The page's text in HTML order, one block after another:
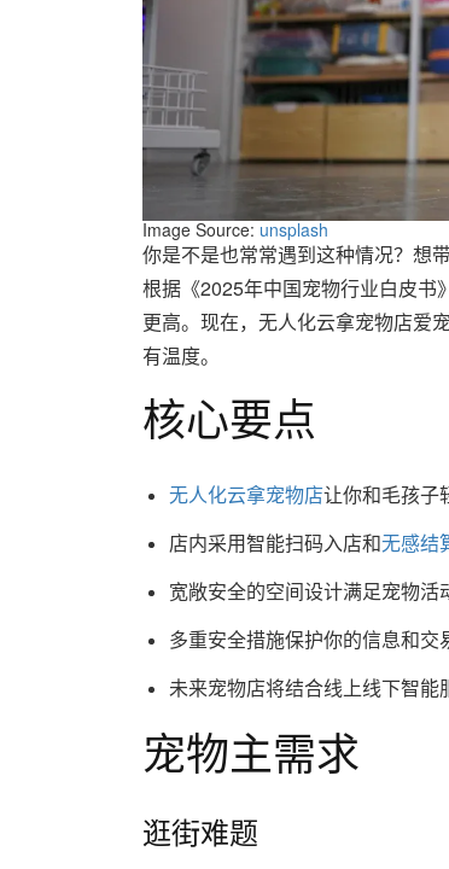
Image Source: unsplash
你是不是也常常遇到这种情况？想
根据《2025年中国宠物行业白皮书
更高。现在，无人化云拿宠物店爱
有温度。
核心要点
无人化云拿宠物店让你和毛孩子
店内采用智能扫码入店和无感结
宽敞安全的空间设计满足宠物活
多重安全措施保护你的信息和交
未来宠物店将结合线上线下智能
宠物主需求
逛街难题